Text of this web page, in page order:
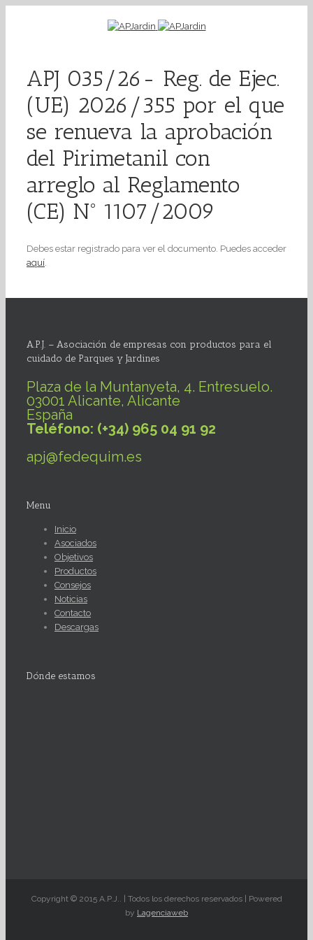
APJ 035/26- Reg. de Ejec.
(UE) 2026/355 por el que
se renueva la aprobación
del Pirimetanil con
arreglo al Reglamento
(CE) Nº 1107/2009
Debes estar registrado para ver el documento. Puedes acceder
aquí.
A.P.J. – Asociación de empresas con productos para el
cuidado de Parques y Jardines
Plaza de la Muntanyeta, 4. Entresuelo.
03001 Alicante, Alicante
España
Teléfono: (+34) 965 04 91 92
apj@fedequim.es
Menu
Inicio
Asociados
Objetivos
Productos
Consejos
Noticias
Contacto
Descargas
Dónde estamos
Copyright © 2015 A.P.J.. | Todos los derechos reservados | Powered
by Lagenciaweb